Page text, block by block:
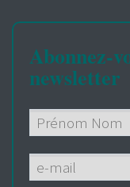
Abonnez-
newsletter